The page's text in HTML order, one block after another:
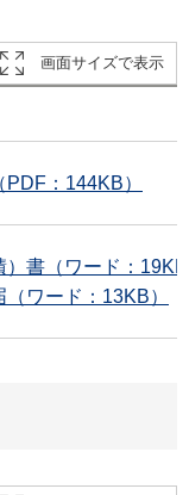
画面サイズで表示
：144KB）
）書（ワード：
（ワード：13KB）